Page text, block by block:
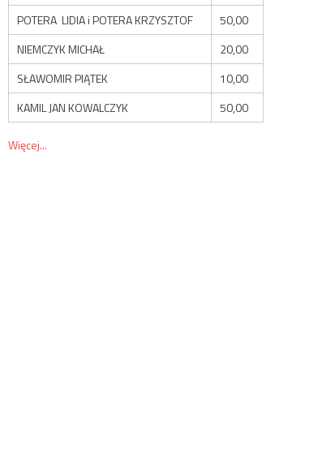
POTERA LIDIA i POTERA KRZYSZTOF
50,00
NIEMCZYK MICHAŁ
20,00
SŁAWOMIR PIĄTEK
10,00
KAMIL JAN KOWALCZYK
50,00
Więcej...